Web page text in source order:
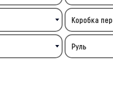
Коробка
Руль